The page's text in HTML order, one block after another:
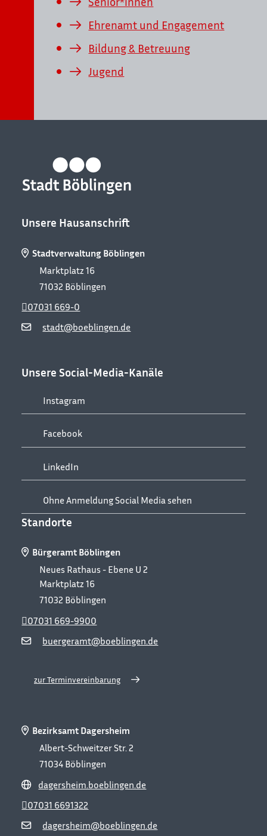
Ehrenamt und Engagement
Bildung & Betreuung
Jugend
Unsere Hausanschrift
Stadtverwaltung Böblingen
Marktplatz 16
71032 Böblingen
stadt@boeblingen.de
07031 669-0
Unsere Social-Media-Kanäle
Instagram
Facebook
LinkedIn
Ohne Anmeldung Social Media sehen
Standorte
Bürgeramt Böblingen
Neues Rathaus - Ebene U 2
Marktplatz 16
71032 Böblingen
buergeramt@boeblingen.de
07031 669-9900
zur Terminvereinbarung
Bezirksamt Dagersheim
Albert-Schweitzer Str. 2
71034 Böblingen
dagersheim.boeblingen.de
dagersheim@boeblingen.de
07031 6691322